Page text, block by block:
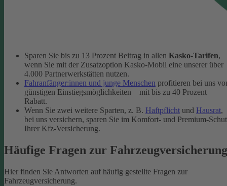
Sparen Sie bis zu 13 Prozent Beitrag in allen Kasko-Tarifen,
wenn Sie mit der Zusatzoption Kasko-Mobil eine unserer über
4.000 Partnerwerkstätten nutzen.
Fahranfänger:innen und junge Menschen profitieren bei uns
günstigen Einstiegsmöglichkeiten – mit bis zu 40 Prozent
Rabatt.
Wenn Sie zwei weitere Sparten, z. B. Haftpflicht und Hausrat,
bei uns versichern, sparen Sie im Komfort- und Premium-
Ihrer Kfz-Versicherung.
Häufige Fragen zur Fahrzeugversicherung
Hier finden Sie Antworten auf häufig gestellte Fragen zur
Fahrzeugversicherung.